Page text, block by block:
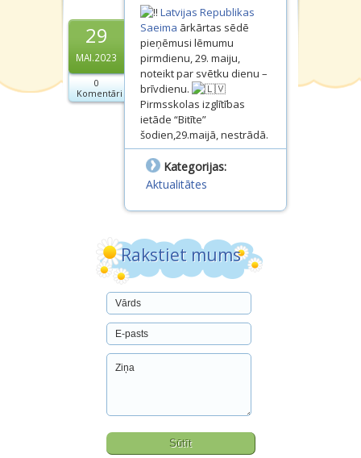
Grupiņas
Galerijas
Kontakti
Dokumenti
Projekti
29
MAI.2023
0
Komentāri
Latvijas Republikas
Saeima ārkārtas sēdē
pieņēmusi lēmumu
pirmdienu, 29. maiju,
noteikt par svētku dienu –
brīvdienu.
Pirmsskolas izglītības
ietāde “Bitīte”
šodien,29.maijā, nestrādā.
Kategorijas:
Aktualitātes
Rakstiet mums